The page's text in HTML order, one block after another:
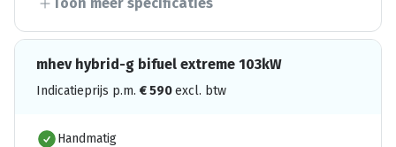
mhev hybrid-g bifuel extreme 103kW
Indicatieprijs p.m. €590excl. btw
Handmatig